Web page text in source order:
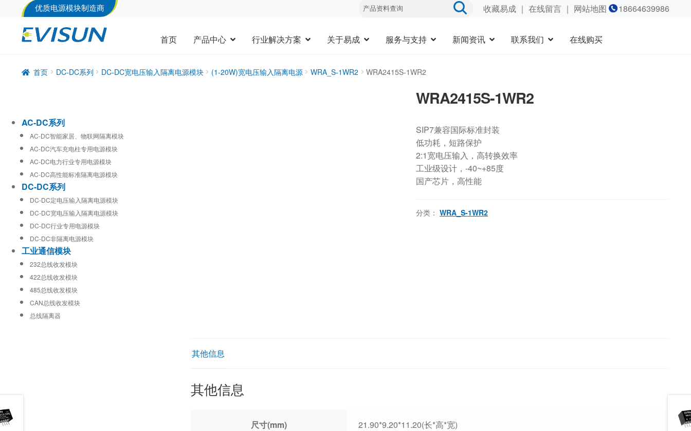
优质电源模块制造商 收藏易成｜ 在线留言｜ 网站地图 18664639986
首页 产品中心 行业解决方案 关于易成 服务与支持 新闻资讯 联系我们 在线购买
首页 DC-DC系列 DC-DC宽电压输入隔离电源模块 (1-20W)宽电压输入隔离电源 WRA_S-1WR2 WRA2415S-1WR2
WRA2415S-1WR2
SIP7兼容国际标准封装
低功耗，短路保护
2:1宽电压输入，高转换效率
工业级设计，-40~+85度
国产芯片，高性能
分类： WRA_S-1WR2
其他信息
其他信息
尺寸(mm) 21.90*9.20*11.20(长*高*宽)
AC-DC系列
AC-DC智能家居、物联网隔离模块
AC-DC汽车充电柱专用电源模块
AC-DC电力行业专用电源模块
AC-DC高性能标准隔离电源模块
DC-DC系列
DC-DC定电压输入隔离电源模块
DC-DC宽电压输入隔离电源模块
DC-DC行业专用电源模块
DC-DC非隔离电源模块
工业通信模块
232总线收发模块
422总线收发模块
485总线收发模块
CAN总线收发模块
总线隔离器